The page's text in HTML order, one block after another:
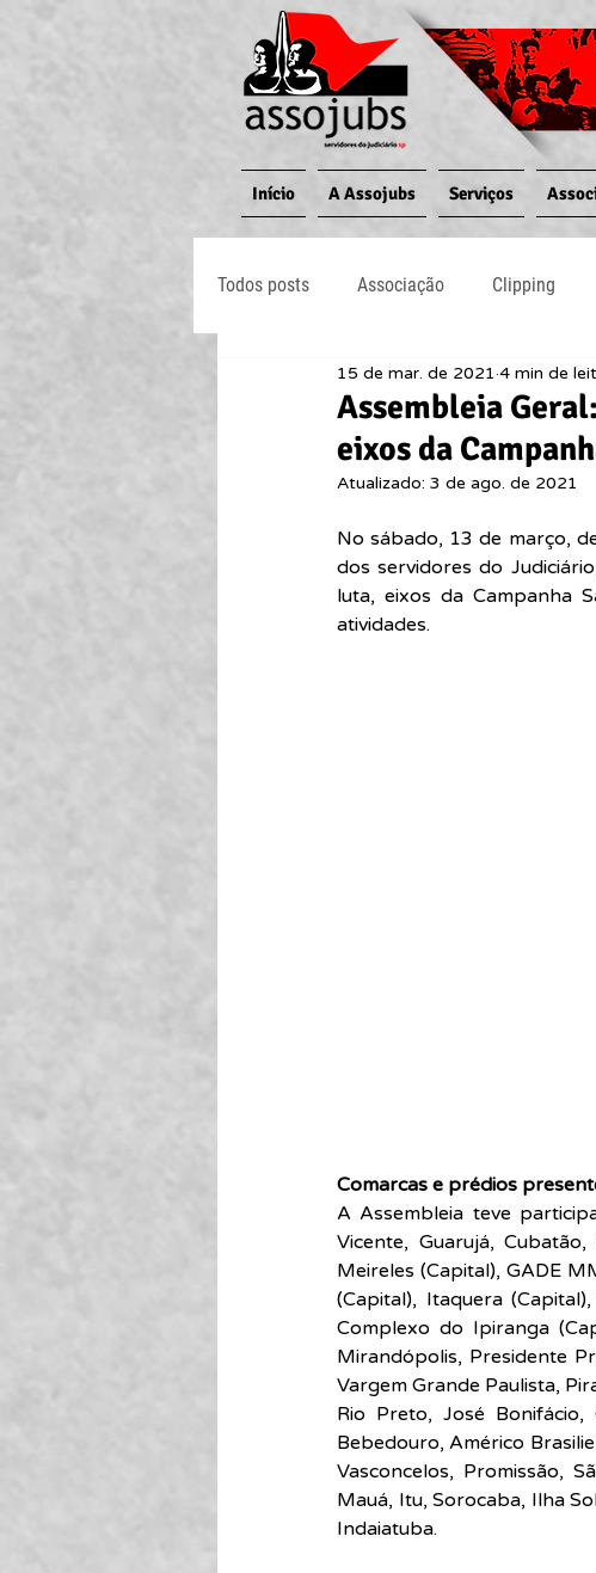
Início A Assojubs Serviços
Todos posts Associação Clipping
Jornal O Processo Judiciário
Assembleia
eixos da
15 de mar. de 2021 4 min de
Atualizado: 3 de ago. de 2021
No sábado, 13 de março,
dos servidores do
luta, eixos da Campanha
atividades.
Comarcas e prédios
A Assembleia teve
Vicente, Guarujá,
Meireles (Capital), GADE
(Capital), Itaquera
Complexo do Ipiranga
Mirandópolis, Presidente
Vargem Grande Paulista,
Rio Preto, José Bonifácio,
Bebedouro, Américo
Vasconcelos, Promissão,
Mauá, Itu, Sorocaba, Ilha
Indaiatuba.